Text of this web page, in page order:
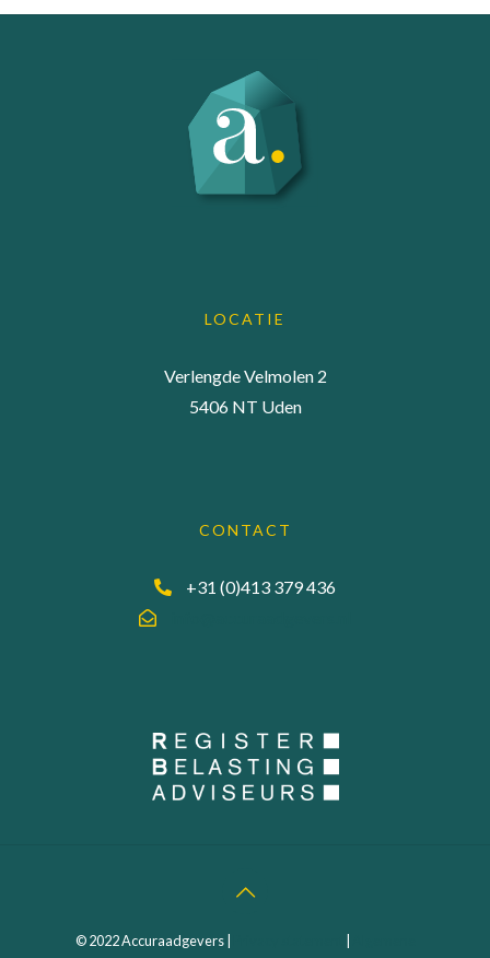
LOCATIE
Verlengde Velmolen 2
5406 NT Uden
CONTACT
+31 (0)413 379 436
© 2022 Accuraadgevers |